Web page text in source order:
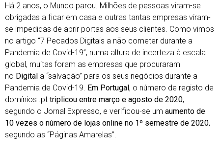
Há 2 anos, o Mundo parou. Milhões de pessoas viram-se
obrigadas a ficar em casa e outras tantas empresas viram-
se impedidas de abrir portas aos seus clientes. Como vimos
no artigo “7 Pecados Digitais a não cometer durante a
Pandemia de Covid-19”, numa altura de incerteza à escala
global, muitas foram as empresas que procuraram
no Digital a “salvação” para os seus negócios durante a
Pandemia de Covid-19. Em Portugal, o número de registo de
domínios .pt triplicou entre março e agosto de 2020,
segundo o Jornal Expresso, e verificou-se um aumento de
10 vezes o número de lojas online no 1º semestre de 2020,
segundo as “Páginas Amarelas”.